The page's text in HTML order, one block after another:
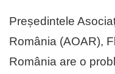
Președintele
România (AOAR),
România are o